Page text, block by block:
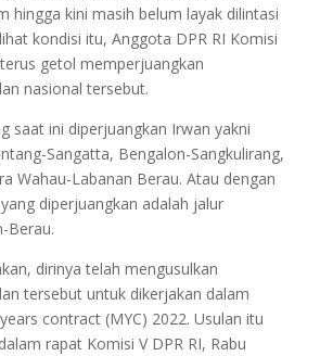
hingga kini masih belum layak dilintasi
kondisi itu, Anggota DPR RI Komisi
getol memperjuangkan
nasional tersebut.
saat ini diperjuangkan Irwan yakni
Sangatta, Bengalon-Sangkulirang,
Wahau-Labanan Berau. Atau dengan
diperjuangkan adalah jalur
Berau.
dirinya telah mengusulkan
tersebut untuk dikerjakan dalam
contract (MYC) 2022. Usulan itu
rapat Komisi V DPR RI, Rabu